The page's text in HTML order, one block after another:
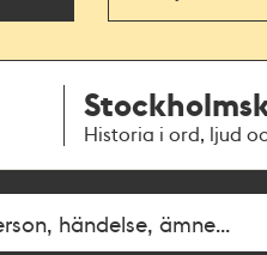
Historia i ord, ljud